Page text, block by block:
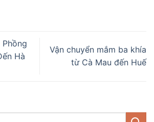
Phồng
Hà
Vận chuyển mắm ba khía
từ Cà Mau đến Huế